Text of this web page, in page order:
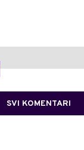
SVI KOMENTARI